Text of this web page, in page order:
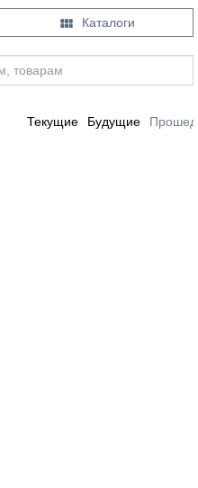
 Каталоги
Текущие Будущие